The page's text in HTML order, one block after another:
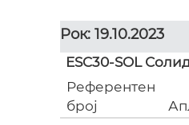
Рок: 19.10.2023
ESC30-SOL
Референтен
број